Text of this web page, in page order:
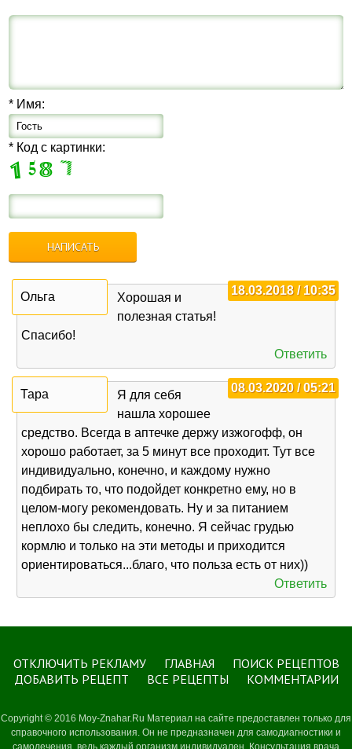
* Имя:
* Код с картинки:
18.03.2018 / 10:35
Ольга
Хорошая и
полезная статья!
Спасибо!
Ответить
08.03.2020 / 05:21
Тара
Я для себя
нашла хорошее
средство. Всегда в аптечке держу изжогофф, он
хорошо работает, за 5 минут все проходит. Тут все
индивидуально, конечно, и каждому нужно
подбирать то, что подойдет конкретно ему, но в
целом-могу рекомендовать. Ну и за питанием
неплохо бы следить, конечно. Я сейчас грудью
кормлю и только на эти методы и приходится
ориентироваться...благо, что польза есть от них))
Ответить
ОТКЛЮЧИТЬ РЕКЛАМУ ГЛАВНАЯ
ПОИСК РЕЦЕПТОВ
ДОБАВИТЬ РЕЦЕПТ
ВСЕ РЕЦЕПТЫ КОММЕНТАРИИ
Copyright © 2016 Moy-Znahar.Ru Материал на сайте предоставлен только для
справочного использования. Он не предназначен для самодиагностики и